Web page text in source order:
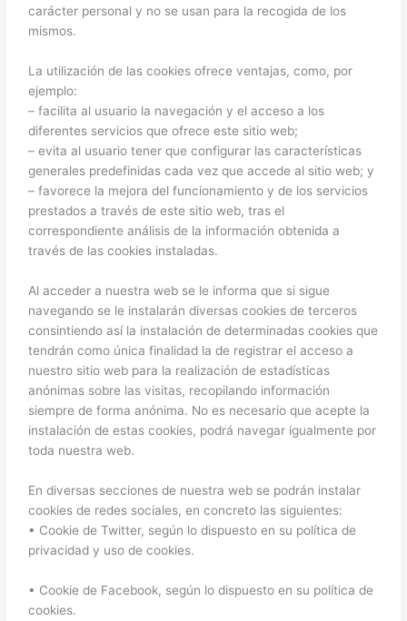
carácter personal y no se usan para la recogida de los
mismos.
La utilización de las cookies ofrece ventajas, como, por
ejemplo:
– facilita al usuario la navegación y el acceso a los
diferentes servicios que ofrece este sitio web;
– evita al usuario tener que configurar las características
generales predefinidas cada vez que accede al sitio web; y
– favorece la mejora del funcionamiento y de los servicios
prestados a través de este sitio web, tras el
correspondiente análisis de la información obtenida a
través de las cookies instaladas.
Al acceder a nuestra web se le informa que si sigue
navegando se le instalarán diversas cookies de terceros
consintiendo así la instalación de determinadas cookies que
tendrán como única finalidad la de registrar el acceso a
nuestro sitio web para la realización de estadísticas
anónimas sobre las visitas, recopilando información
siempre de forma anónima. No es necesario que acepte la
instalación de estas cookies, podrá navegar igualmente por
toda nuestra web.
En diversas secciones de nuestra web se podrán instalar
cookies de redes sociales, en concreto las siguientes:
• Cookie de Twitter, según lo dispuesto en su política de
privacidad y uso de cookies.
• Cookie de Facebook, según lo dispuesto en su política de
cookies.